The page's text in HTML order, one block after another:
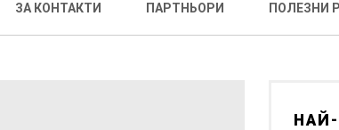
ЗА КОНТАКТИ ПАРТНЬОРИ ПОЛЕЗНИ